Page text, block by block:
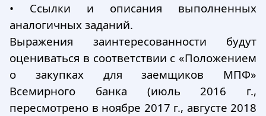
•
Ссылки и описания выполненных
аналогичных заданий.
Выражения заинтересованности будут
оцениваться в соответствии с «Положением
о закупках для заемщиков МПФ»
Всемирного банка (июль 2016 г.,
пересмотрено в ноябре 2017 г., августе 2018